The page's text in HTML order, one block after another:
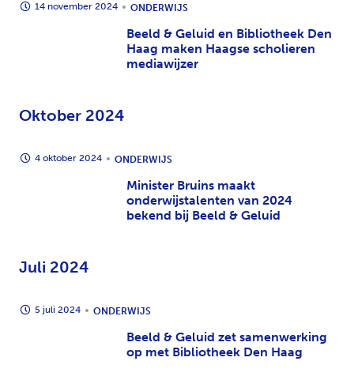
14 november 2024 ONDERWIJS
Beeld & Geluid en Bibliotheek Den
Haag maken Haagse scholieren
mediawijzer
Oktober 2024
4 oktober 2024 ONDERWIJS
Minister Bruins maakt
onderwijstalenten van 2024
bekend bij Beeld & Geluid
Juli 2024
5 juli 2024 ONDERWIJS
Beeld & Geluid zet samenwerking
op met Bibliotheek Den Haag